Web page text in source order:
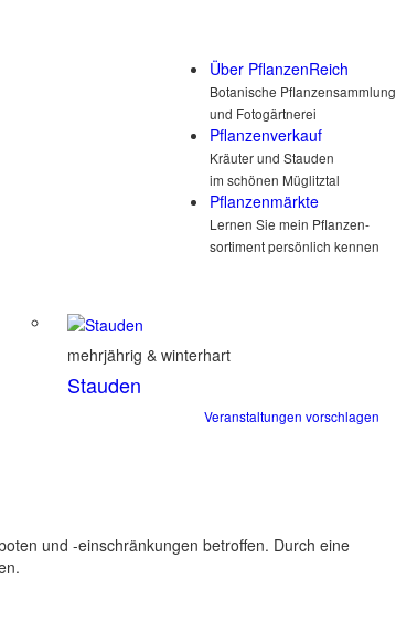
Über PflanzenReich
Botanische Pflanzensammlung
und Fotogärtnerei
Pflanzenverkauf
Kräuter und Stauden
im schönen Müglitztal
Pflanzenmärkte
Lernen Sie mein Pflanzen-
sortiment persönlich kennen
mehrjährig & winterhart
Stauden
Veranstaltungen vorschlagen
und -einschränkungen betroffen. Durch eine